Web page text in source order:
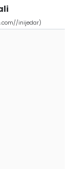
inijedar)